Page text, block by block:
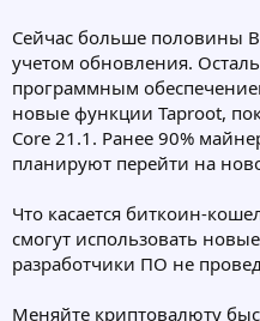
Сейчас больше половины
учетом обновления.
программным
новые функции Taproot,
Core 21.1. Ранее 90%
планируют перейти на
Что касается биткоин-
смогут использовать
разработчики ПО не
Меняйте криптовалюту